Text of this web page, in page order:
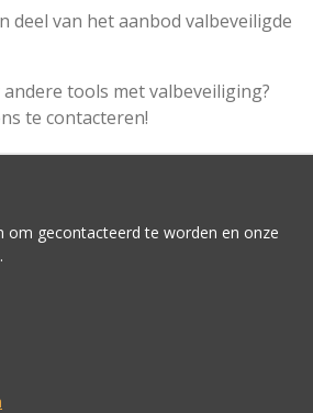
deel van het aanbod valbeveiligde
tools met valbeveiliging?
te contacteren!
om gecontacteerd te worden en onze